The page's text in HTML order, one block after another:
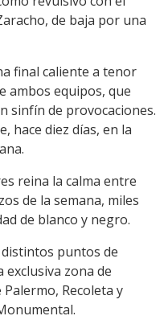
de baja por una
final caliente a tenor
ambos equipos, que
sinfín de provocaciones.
hace diez días, en la
reina la calma entre
de la semana, miles
de blanco y negro.
puntos de
zona de
Recoleta y